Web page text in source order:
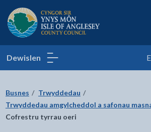
Cyngor Sir Ynys Môn
Dewislen
Busnes
Trwyddedau
Trwyddedau amgylcheddol a safonau
Cofrestru tyrrau oeri